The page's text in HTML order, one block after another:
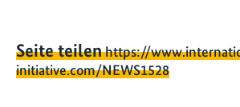
Seite teilenhttps://
initiative.com/NEWS1528